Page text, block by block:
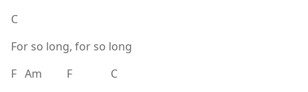
C
For so long, for so long
F Am F C